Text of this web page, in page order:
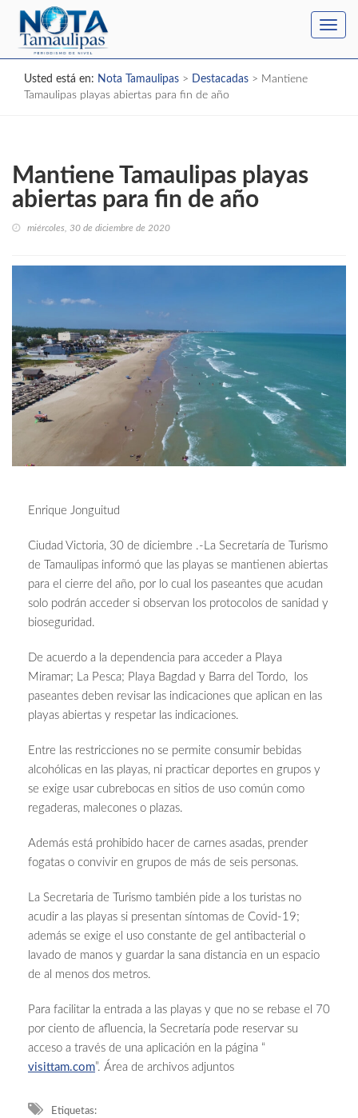
Usted está en: Nota Tamaulipas > Destacadas > Mantiene
Tamaulipas playas abiertas para fin de año
Mantiene Tamaulipas playas
abiertas para fin de año
miércoles, 30 de diciembre de 2020
Enrique Jonguitud
Ciudad Victoria, 30 de diciembre .-La Secretaría de Turismo
de Tamaulipas informó que las playas se mantienen abiertas
para el cierre del año, por lo cual los paseantes que acudan
solo podrán acceder si observan los protocolos de sanidad y
bioseguridad.
De acuerdo a la dependencia para acceder a Playa
Miramar; La Pesca; Playa Bagdad y Barra del Tordo, los
paseantes deben revisar las indicaciones que aplican en las
playas abiertas y respetar las indicaciones.
Entre las restricciones no se permite consumir bebidas
alcohólicas en las playas, ni practicar deportes en grupos y
se exige usar cubrebocas en sitios de uso común como
regaderas, malecones o plazas.
Además está prohibido hacer de carnes asadas, prender
fogatas o convivir en grupos de más de seis personas.
La Secretaria de Turismo también pide a los turistas no
acudir a las playas si presentan síntomas de Covid-19;
además se exige el uso constante de gel antibacterial o
lavado de manos y guardar la sana distancia en un espacio
de al menos dos metros.
Para facilitar la entrada a las playas y que no se rebase el 70
por ciento de afluencia, la Secretaría pode reservar su
acceso a través de una aplicación en la página “
visittam.com”. Área de archivos adjuntos
Etiquetas: